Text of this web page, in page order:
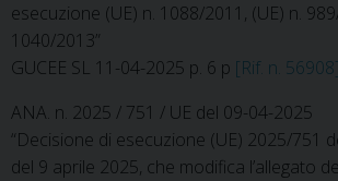
esecuzione (UE) n. 1088/2011, (UE) n.
1040/2013”
GUCEE SL 11-04-2025 p. 6 p [Rif. n. 56908]
ANA. n. 2025 / 751 / UE del 09-04-2025
“Decisione di esecuzione (UE) 2025/751
del 9 aprile 2025, che modifica l’allegato